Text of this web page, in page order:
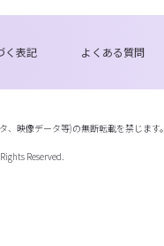
く表記 よくある質問
映像データ等)の無断転載を禁じます。
Reserved.